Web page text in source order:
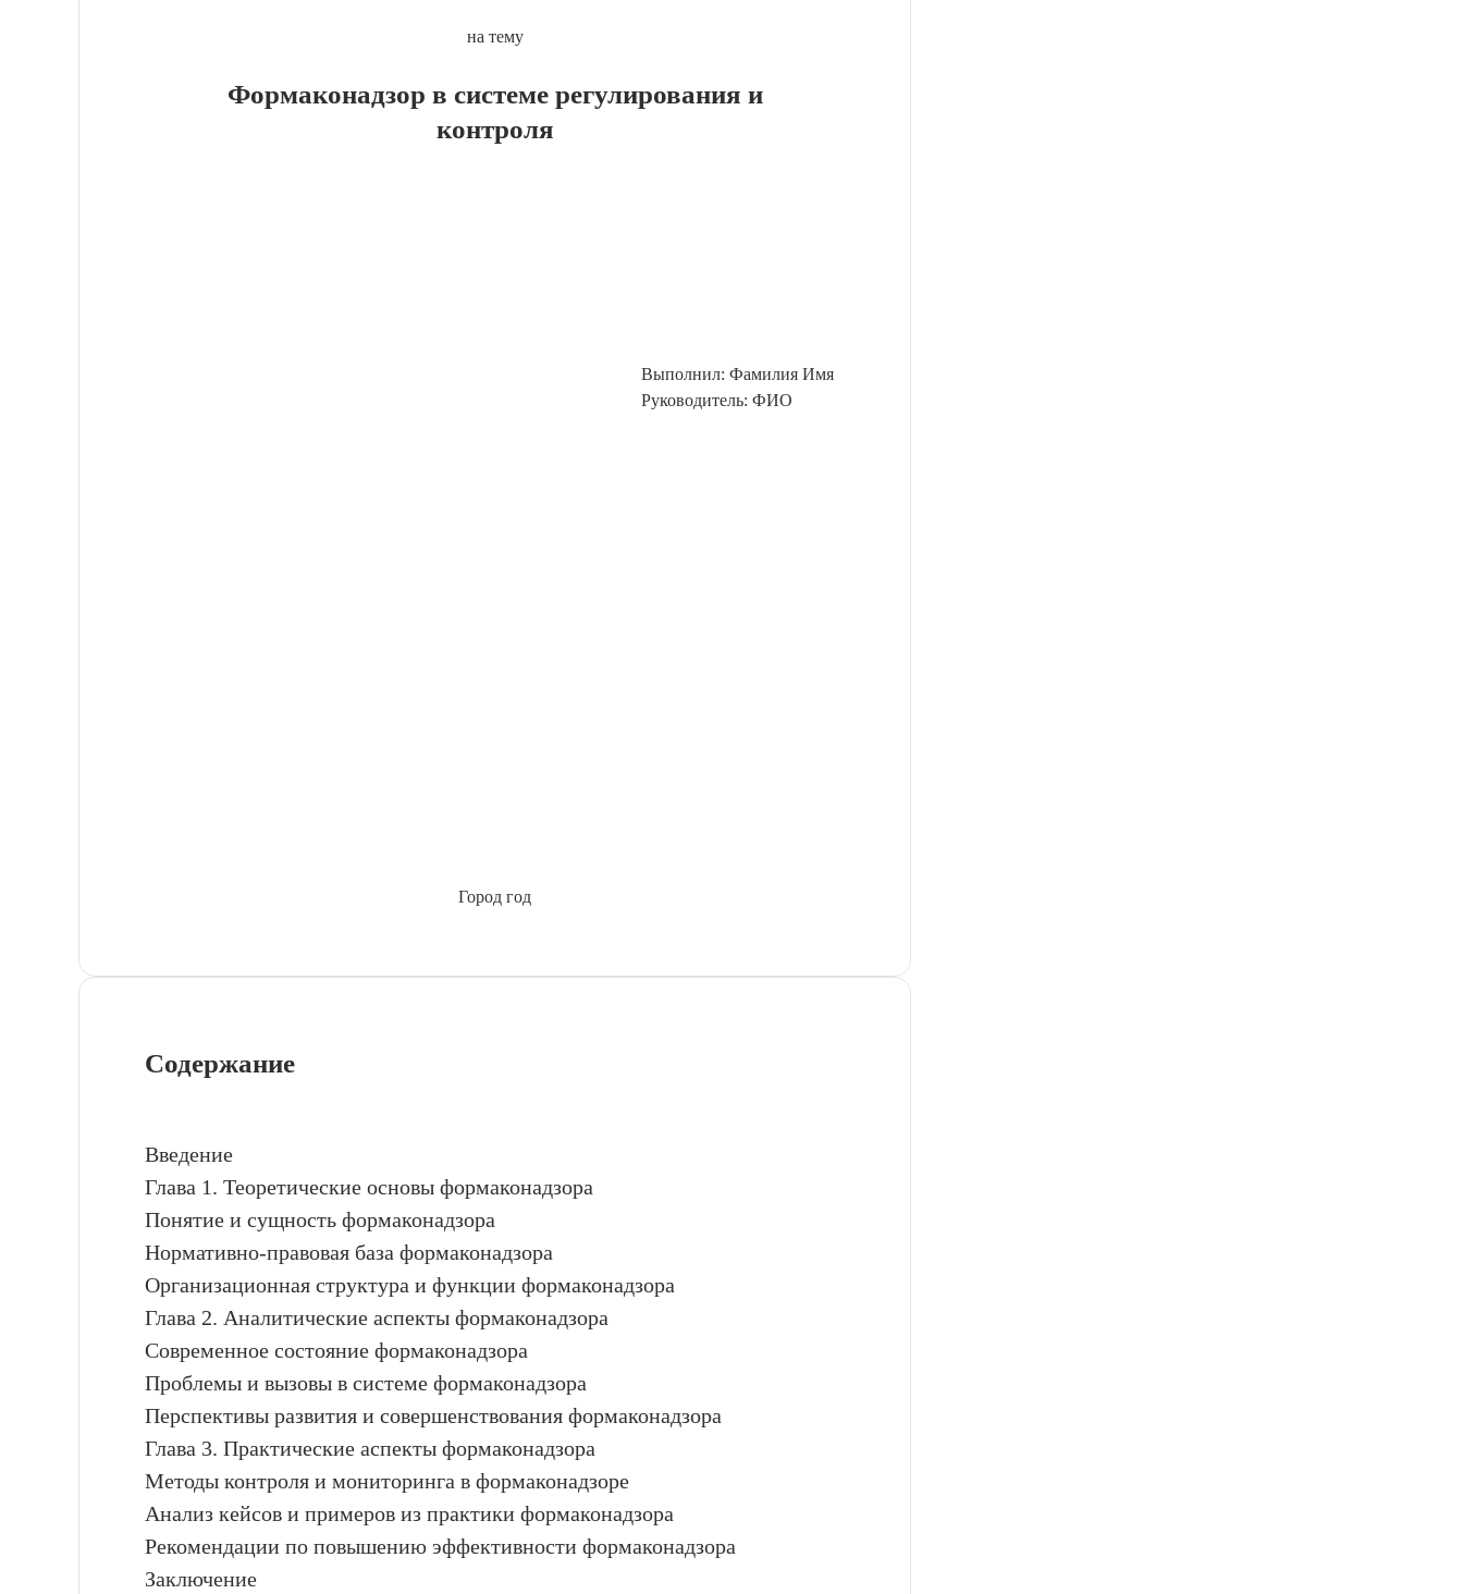
на тему
Формаконадзор в системе регулирования и
контроля
Выполнил: Фамилия Имя
Руководитель: ФИО
Город год
Содержание
Введение
Глава 1. Теоретические основы формаконадзора
Понятие и сущность формаконадзора
Нормативно-правовая база формаконадзора
Организационная структура и функции формаконадзора
Глава 2. Аналитические аспекты формаконадзора
Современное состояние формаконадзора
Проблемы и вызовы в системе формаконадзора
Перспективы развития и совершенствования формаконадзора
Глава 3. Практические аспекты формаконадзора
Методы контроля и мониторинга в формаконадзоре
Анализ кейсов и примеров из практики формаконадзора
Рекомендации по повышению эффективности формаконадзора
Заключение